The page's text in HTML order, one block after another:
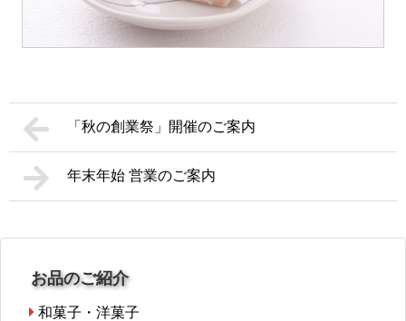
「秋の創業祭」開催のご案内
年末年始 営業のご案内
お品のご紹介
和菓子・洋菓子